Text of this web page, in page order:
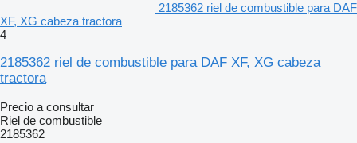
2185362 riel de combustible para DAF
XF, XG cabeza tractora
4
2185362 riel de combustible para DAF XF, XG cabeza
tractora
Precio a consultar
Riel de combustible
2185362